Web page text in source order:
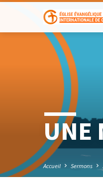
UNE
Accueil Sermons